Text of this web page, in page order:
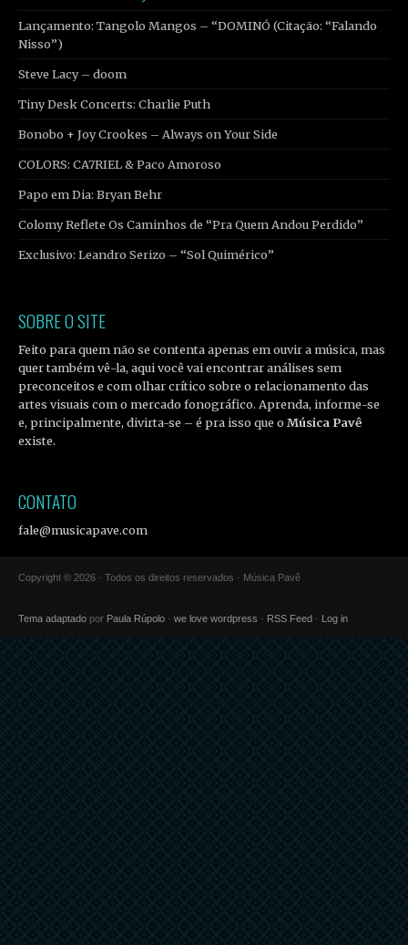
Lançamento: Tangolo Mangos – “DOMINÓ (Citação: “Falando
Nisso”)
Steve Lacy – doom
Tiny Desk Concerts: Charlie Puth
Bonobo + Joy Crookes – Always on Your Side
COLORS: CA7RIEL & Paco Amoroso
Papo em Dia: Bryan Behr
Colomy Reflete Os Caminhos de “Pra Quem Andou Perdido”
Exclusivo: Leandro Serizo – “Sol Quimérico”
SOBRE O SITE
Feito para quem não se contenta apenas em ouvir a música, mas
quer também vê-la, aqui você vai encontrar análises sem
preconceitos e com olhar crítico sobre o relacionamento das
artes visuais com o mercado fonográfico. Aprenda, informe-se
e, principalmente, divirta-se – é pra isso que oMúsica Pavê
existe.
CONTATO
fale@musicapave.com
Copyright © 2026 · Todos os direitos reservados · Música Pavê
Tema adaptado por Paula Rúpolo · we love wordpress · RSS Feed · Log in